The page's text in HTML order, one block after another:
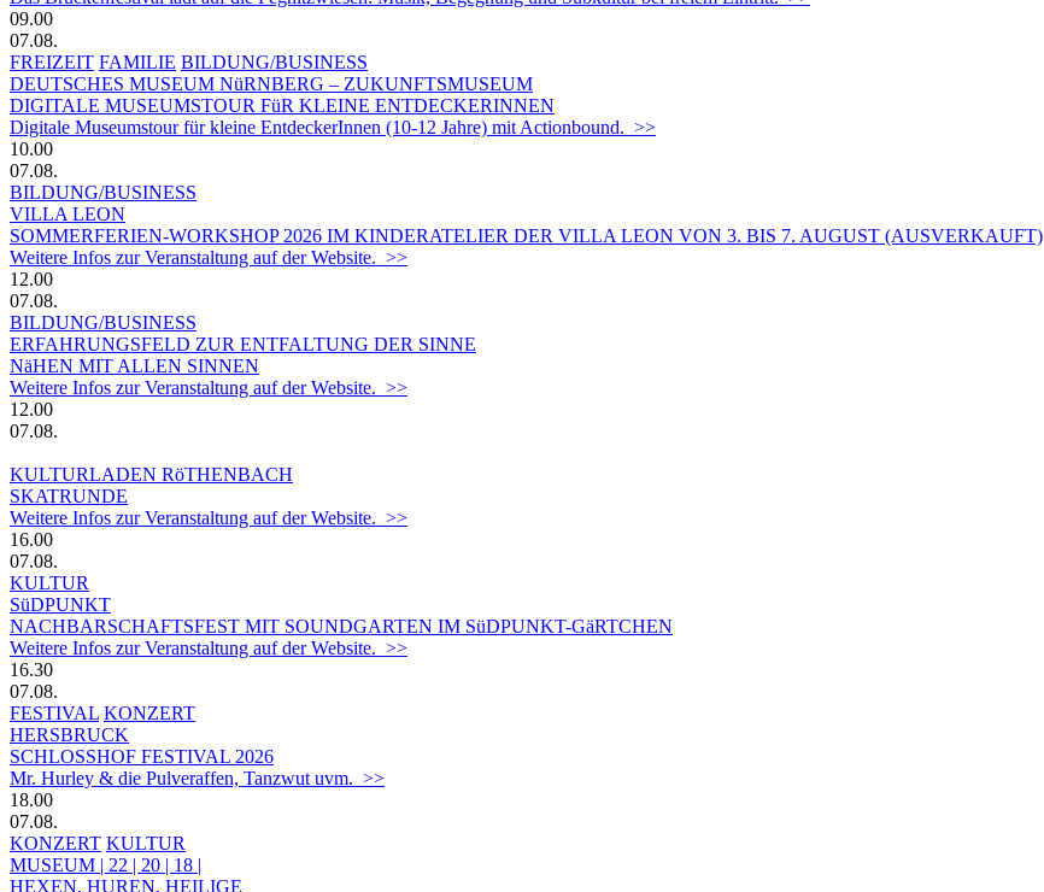
09.00
07.08.
FREIZEIT FAMILIE BILDUNG/BUSINESS
DEUTSCHES MUSEUM NüRNBERG – ZUKUNFTSMUSEUM
DIGITALE MUSEUMSTOUR FüR KLEINE ENTDECKERINNEN
Digitale Museumstour für kleine EntdeckerInnen (10-12 Jahre) mit Actionbound. >>
10.00
07.08.
BILDUNG/BUSINESS
VILLA LEON
SOMMERFERIEN-WORKSHOP 2026 IM KINDERATELIER DER VILLA LEON VON 3. BIS 7. AUGUST (AUSVERKAUFT)
Weitere Infos zur Veranstaltung auf der Website. >>
12.00
07.08.
BILDUNG/BUSINESS
ERFAHRUNGSFELD ZUR ENTFALTUNG DER SINNE
NäHEN MIT ALLEN SINNEN
Weitere Infos zur Veranstaltung auf der Website. >>
12.00
07.08.
KULTURLADEN RöTHENBACH
SKATRUNDE
Weitere Infos zur Veranstaltung auf der Website. >>
16.00
07.08.
KULTUR
SüDPUNKT
NACHBARSCHAFTSFEST MIT SOUNDGARTEN IM SüDPUNKT-GäRTCHEN
Weitere Infos zur Veranstaltung auf der Website. >>
16.30
07.08.
FESTIVAL KONZERT
HERSBRUCK
SCHLOSSHOF FESTIVAL 2026
Mr. Hurley & die Pulveraffen, Tanzwut uvm. >>
18.00
07.08.
KONZERT KULTUR
MUSEUM | 22 | 20 | 18 |
HEXEN, HUREN, HEILIGE